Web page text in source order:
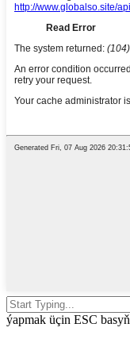
ýapmak üçin ESC basyň